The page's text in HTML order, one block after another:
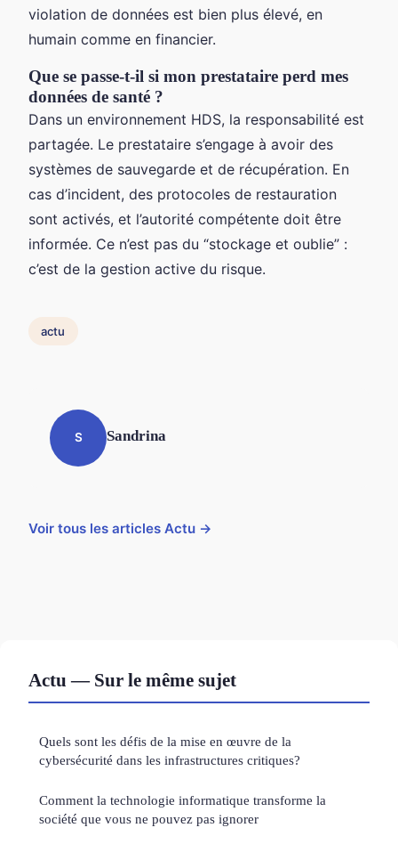
violation de données est bien plus élevé, en
humain comme en financier.
Que se passe-t-il si mon prestataire perd mes
données de santé ?
Dans un environnement HDS, la responsabilité est
partagée. Le prestataire s’engage à avoir des
systèmes de sauvegarde et de récupération. En
cas d’incident, des protocoles de restauration
sont activés, et l’autorité compétente doit être
informée. Ce n’est pas du “stockage et oublie” :
c’est de la gestion active du risque.
actu
S Sandrina
Voir tous les articles Actu →
Actu — Sur le même sujet
Quels sont les défis de la mise en œuvre de la
cybersécurité dans les infrastructures critiques?
Comment la technologie informatique transforme la
société que vous ne pouvez pas ignorer